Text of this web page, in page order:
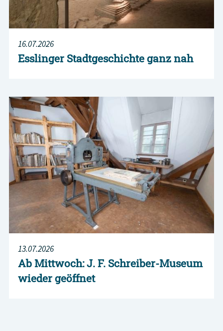
16.07.2026
Esslinger Stadtgeschichte ganz nah
13.07.2026
Ab Mittwoch: J. F. Schreiber-Museum
wieder geöffnet